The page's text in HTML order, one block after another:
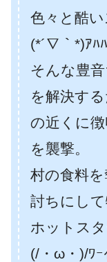
色々と酷い
(*´∇｀*)ｱﾊﾊ
そんな豊
を解決す
の近くに
を襲撃。
村の食料
討ちにし
ホットスタ
(/・ω・)/ﾜｰ